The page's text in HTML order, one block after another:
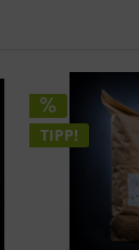
TIPP!